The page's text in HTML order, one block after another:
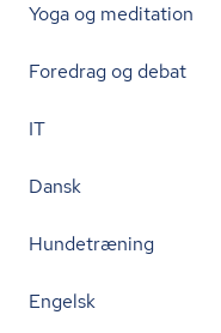
Yoga og meditation
Foredrag og debat
IT
Dansk
Hundetræning
Engelsk